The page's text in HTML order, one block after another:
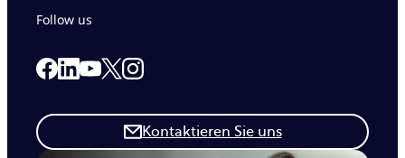
Kontaktieren Sie uns
Follow us
Link to our Facebook page
Link to our Linkedin page
Link to our Youtube page
Link to our X page
Link to our Instagram page